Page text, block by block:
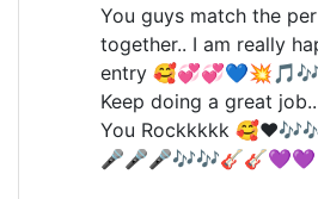
You guys match the
together.. I am really
entry 🥰💞💞💙💥🎵🎶
Keep doing a great job..
You Rockkkkk
🎤🎤🎤🎶🎶🎸🎸💜💜